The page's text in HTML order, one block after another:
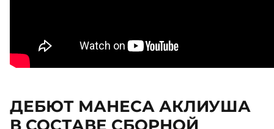
ДЕБЮТ МАНЕСА АКЛИУША